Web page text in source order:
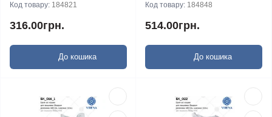
Код товару: 184821
316.00грн.
До кошика
Код товару: 184848
514.00грн.
До кошика